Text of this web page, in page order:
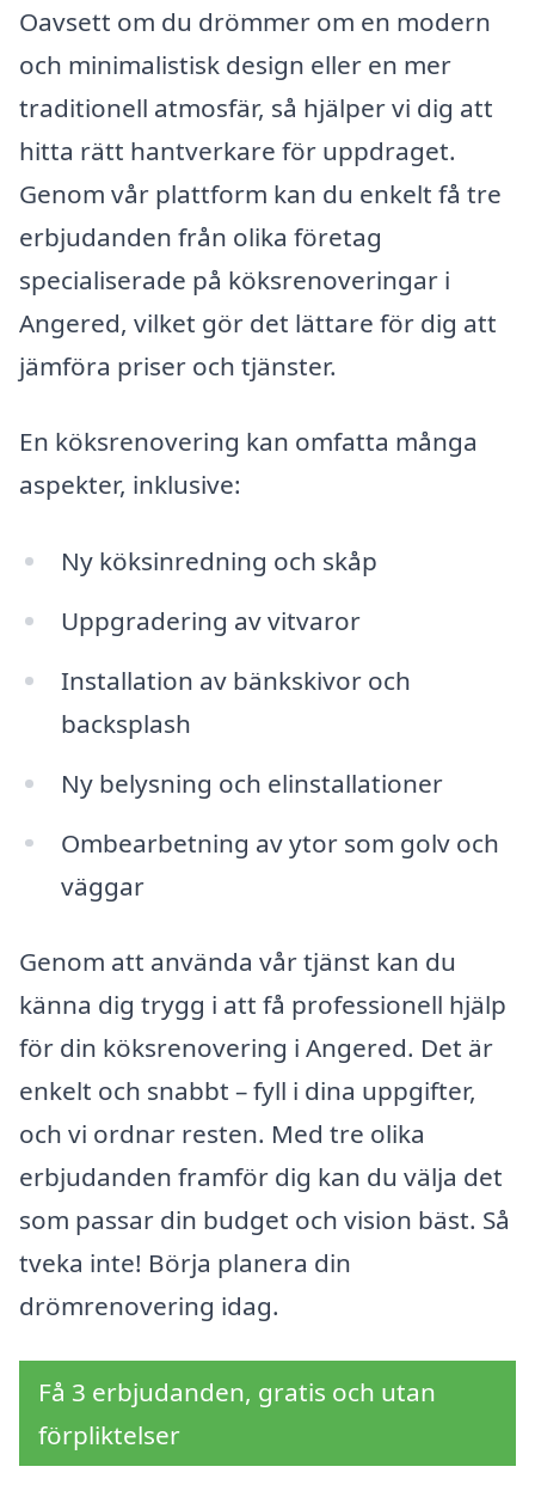
Oavsett om du drömmer om en modern
och minimalistisk design eller en mer
traditionell atmosfär, så hjälper vi dig att
hitta rätt hantverkare för uppdraget.
Genom vår plattform kan du enkelt få tre
erbjudanden från olika företag
specialiserade på köksrenoveringar i
Angered, vilket gör det lättare för dig att
jämföra priser och tjänster.
En köksrenovering kan omfatta många
aspekter, inklusive:
Ny köksinredning och skåp
Uppgradering av vitvaror
Installation av bänkskivor och
backsplash
Ny belysning och elinstallationer
Ombearbetning av ytor som golv och
väggar
Genom att använda vår tjänst kan du
känna dig trygg i att få professionell hjälp
för din köksrenovering i Angered. Det är
enkelt och snabbt – fyll i dina uppgifter,
och vi ordnar resten. Med tre olika
erbjudanden framför dig kan du välja det
som passar din budget och vision bäst. Så
tveka inte! Börja planera din
drömrenovering idag.
Få 3 erbjudanden, gratis och utan
förpliktelser